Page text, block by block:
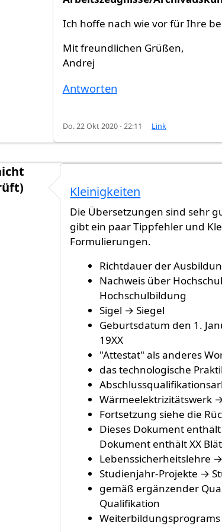
Ich hoffe nach wie vor für Ihre
Mit freundlichen Grüßen,
Andrej
Antworten
Do. 22 Okt 2020 - 22:11 Link
Danke für die Idee. Meine…
Kleinigkeiten
Die Übersetzungen sind sehr
gibt ein paar Tippfehler und
Formulierungen.
Richtdauer der
Nachweis über
Hochschulbildung
Sigel → Siegel
Geburtsdatum den 1.
19XX
"Attestat" als anderes
das technologische
Wärmeelektrizitätswerk
Fortsetzung siehe die
Dieses Dokument
Dokument enthält XX
Lebenssicherheitslehre →
Studienjahr-Projekte →
gemäß ergänzender
Qualifikation